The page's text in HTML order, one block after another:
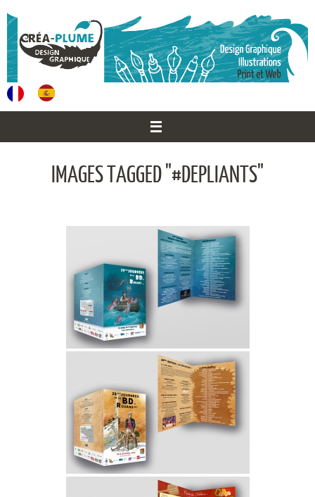
au
contenu
IMAGES TAGGED "#DEPLIANTS"